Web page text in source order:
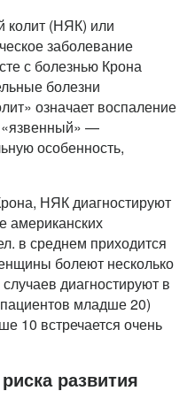
колит (НЯК) или
заболевание
с болезнью Крона
болезни
означает воспаление
«язвенный» —
особенность,
НЯК диагностируют
американских
в среднем приходится
болеют несколько
диагностируют в
младше 20)
10 встречается очень
развития